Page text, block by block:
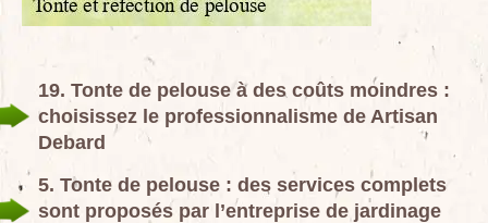
19. Tonte de pelouse à des coûts moindres :
choisissez le professionnalisme de Artisan
Debard
5. Tonte de pelouse : des services complets
sont proposés par l’entreprise de jardinage